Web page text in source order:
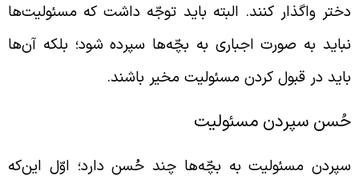
واگذار کنند. البته باید توجّه داشت که مسئولیت‌ها
به صورت اجباری به بچّه‌ها سپرده شود؛ بلکه آن‌ها
در قبول کردن مسئولیت مخیر باشند.
سپردن مسئولیت
مسئولیت به بچّه‌ها چند حُسن دارد؛ اوّل این‌که